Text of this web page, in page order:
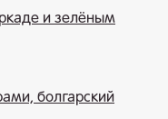
и зелёным
болгарский